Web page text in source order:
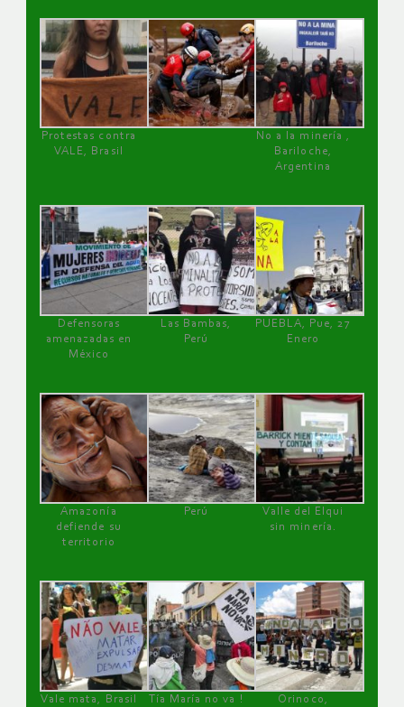
Protestas contra
VALE, Brasil
No a la minería ,
Bariloche,
Argentina
Defensoras
amenazadas en
México
Las Bambas,
Perú
PUEBLA, Pue, 27
Enero
Amazonía
defiende su
territorio
Perú
Valle del Elqui
sin minería.
Vale mata, Brasil Tía María no va ! Orinoco,